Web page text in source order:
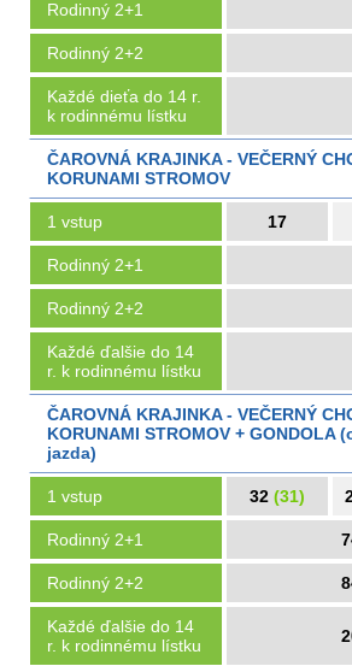
Rodinný 2+1
Rodinný 2+2
Každé dieťa do 14 r.
k rodinnému lístku
ČAROVNÁ KRAJINKA - VEČERNÝ
KORUNAMI STROMOV
1 vstup 17
Rodinný 2+1
Rodinný 2+2
Každé ďalšie do 14
r. k rodinnému lístku
ČAROVNÁ KRAJINKA - VEČERNÝ
KORUNAMI STROMOV + GONDOLA
jazda)
1 vstup 32 (31)
Rodinný 2+1
Rodinný 2+2
Každé ďalšie do 14
r. k rodinnému lístku